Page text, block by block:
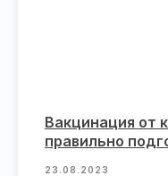
Вакцинация от
правильно
23.08.2023